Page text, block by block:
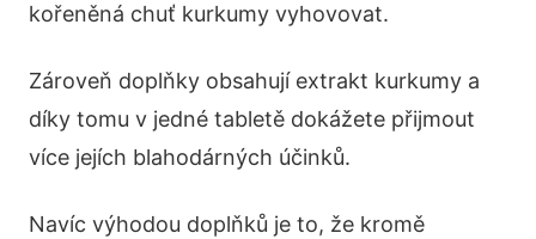
kořeněná chuť kurkumy vyhovovat.
Zároveň doplňky obsahují extrakt kurkumy a
díky tomu v jedné tabletě dokážete přijmout
více jejích blahodárných účinků.
Navíc výhodou doplňků je to, že kromě